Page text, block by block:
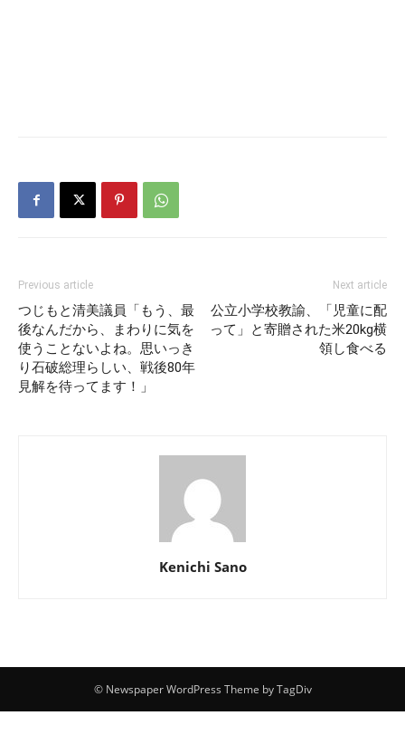
Previous article
つじもと清美議員「もう、最
後なんだから、まわりに気を
使うことないよね。思いっき
り石破総理らしい、戦後80年
見解を待ってます！」
Next article
公立小学校教諭、「児童に配
って」と寄贈された米20kg横
領し食べる
Kenichi Sano
© Newspaper WordPress Theme by TagDiv